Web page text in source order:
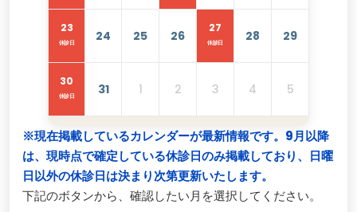
23
休診日 24 25 26
27
休診日 28 29
30
休診日 31 1 2 3 4 5
※現在掲載しているカレンダーが最新情報です。9月以降
は、現時点で確定している休診日のみ掲載しており、日曜
日以外の休診日は決まり次第更新いたします。
下記のボタンから、確認したい月を選択してください。